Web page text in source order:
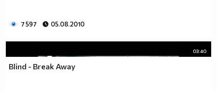
7 597 05.08.2010
03:40
Blind - Break Away